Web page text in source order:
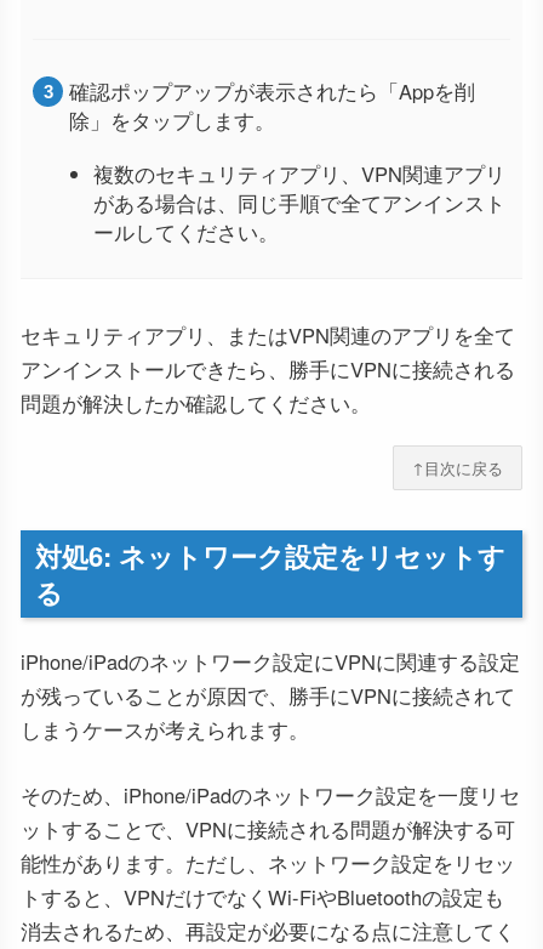
確認ポップアップが表示されたら「Appを削
除」をタップします。
複数のセキュリティアプリ、VPN関連アプリ
がある場合は、同じ手順で全てアンインスト
ールしてください。
セキュリティアプリ、またはVPN関連のアプリを全て
アンインストールできたら、勝手にVPNに接続される
問題が解決したか確認してください。
↑目次に戻る
対処6: ネットワーク設定をリセットす
る
iPhone/iPadのネットワーク設定にVPNに関連する設定
が残っていることが原因で、勝手にVPNに接続されて
しまうケースが考えられます。
そのため、iPhone/iPadのネットワーク設定を一度リセ
ットすることで、VPNに接続される問題が解決する可
能性があります。ただし、ネットワーク設定をリセッ
トすると、VPNだけでなくWi-FiやBluetoothの設定も
消去されるため、再設定が必要になる点に注意してく